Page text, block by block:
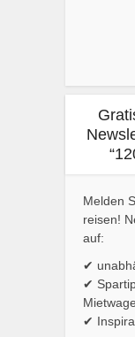
Melden
reisen!
auf:
✔
✔
✔